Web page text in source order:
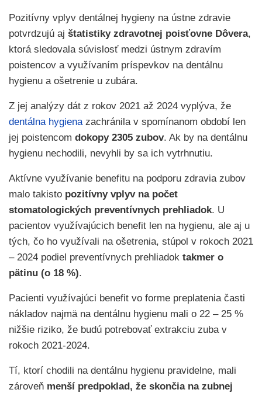
Pozitívny vplyv dentálnej hygieny na ústne zdravie
potvrdzujú aj štatistiky zdravotnej poisťovne Dôvera,
ktorá sledovala súvislosť medzi ústnym zdravím
poistencov a využívaním príspevkov na dentálnu
hygienu a ošetrenie u zubára.
Z jej analýzy dát z rokov 2021 až 2024 vyplýva, že
dentálna hygiena zachránila v spomínanom období len
jej poistencom dokopy 2305 zubov. Ak by na dentálnu
hygienu nechodili, nevyhli by sa ich vytrhnutiu.
Aktívne využívanie benefitu na podporu zdravia zubov
malo takisto pozitívny vplyv na počet
stomatologických preventívnych prehliadok. U
pacientov využívajúcich benefit len na hygienu, ale aj u
tých, čo ho využívali na ošetrenia, stúpol v rokoch 2021
– 2024 podiel preventívnych prehliadok takmer o
pätinu (o 18 %).
Pacienti využívajúci benefit vo forme preplatenia časti
nákladov najmä na dentálnu hygienu mali o 22 – 25 %
nižšie riziko, že budú potrebovať extrakciu zuba v
rokoch 2021-2024.
Tí, ktorí chodili na dentálnu hygienu pravidelne, mali
zároveň menší predpoklad, že skončia na zubnej